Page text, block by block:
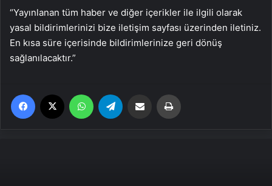
“Yayınlanan tüm haber ve diğer içerikler ile ilgili olarak
yasal bildirimlerinizi bize iletişim sayfası üzerinden iletiniz.
En kısa süre içerisinde bildirimlerinize geri dönüş
sağlanılacaktır.”
Facebook WhatsApp Email'den paylaş